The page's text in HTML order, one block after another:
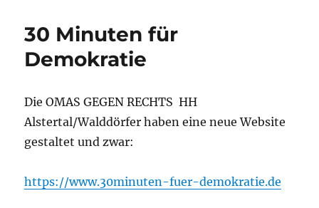
30 Minuten für
Demokratie
Die OMAS GEGEN RECHTS HH
Alstertal/Walddörfer haben eine neue Website
gestaltet und zwar:
https://www.30minuten-fuer-demokratie.de